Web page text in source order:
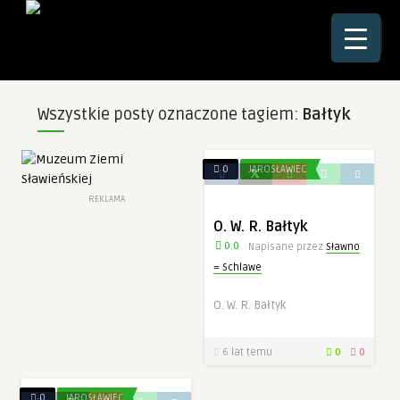
☰
Wszystkie posty oznaczone tagiem: Bałtyk
REKLAMA
0 JAROSŁAWIEC
O. W. R. Bałtyk
0.0 Napisane przez Sławno
= Schlawe
O. W. R. Bałtyk
6 lat temu 0 0